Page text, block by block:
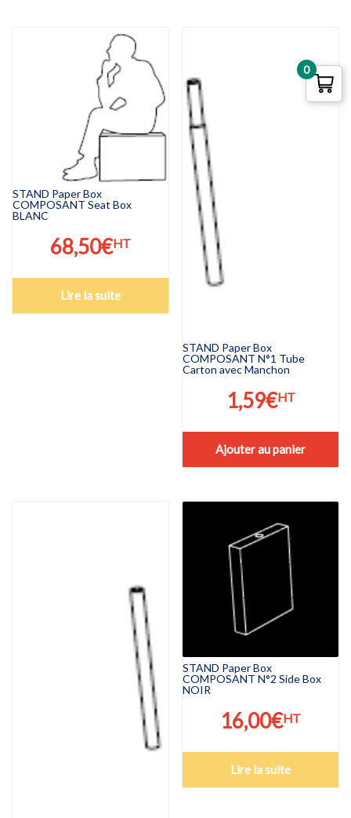
STAND Paper Box
COMPOSANT Seat Box
BLANC
68,50€HT
Lire la suite
STAND Paper Box
COMPOSANT N°1 Tube
Carton avec Manchon
1,59€HT
Ajouter au panier
STAND Paper Box
COMPOSANT N°2 Side Box
NOIR
16,00€HT
Lire la suite
0